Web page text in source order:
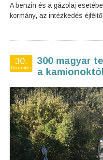
A benzin és a gázolaj
kormány, az intézkedés
30.
December
300 magyar
a kamionoktól